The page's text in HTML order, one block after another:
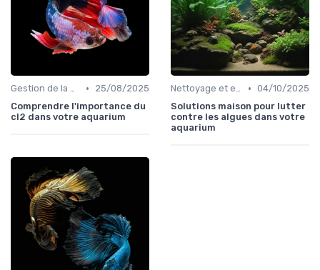
Gestion de la qualité de l'eau •
25/08/2025
Comprendre l'importance du
cl2 dans votre aquarium
Nettoyage et entretien • 04/10/2025
Solutions maison pour lutter
contre les algues dans votre
aquarium